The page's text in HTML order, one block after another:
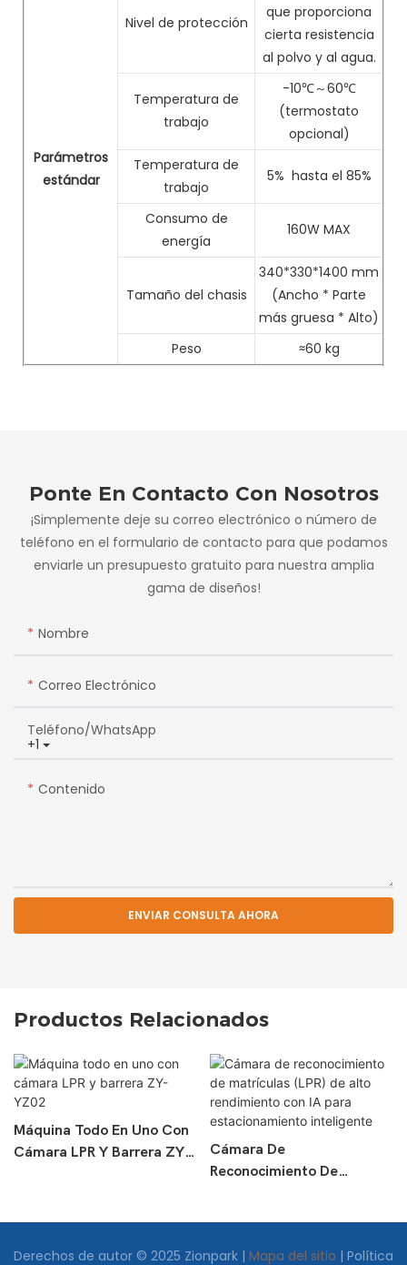
Parámetros
estándar
Nivel de protección
que proporciona
cierta resistencia
al polvo y al agua.
Temperatura de
trabajo
-10℃～60℃
(termostato
opcional)
Temperatura de
trabajo
5% hasta el 85%
Consumo de
energía
160W MAX
Tamaño del chasis
340*330*1400 mm
(Ancho * Parte
más gruesa * Alto)
Peso
≈60 kg
Ponte En Contacto Con Nosotros
¡Simplemente deje su correo electrónico o número de
teléfono en el formulario de contacto para que podamos
enviarle un presupuesto gratuito para nuestra amplia
gama de diseños!
Nombre
Correo Electrónico
+1
Teléfono/WhatsApp
Contenido
ENVIAR CONSULTA AHORA
Productos Relacionados
Máquina Todo En Uno Con
Cámara LPR Y Barrera ZY-
Cámara De
Reconocimiento De
Inteligente
Derechos de autor © 2025 Zionpark | Mapa del sitio | Política